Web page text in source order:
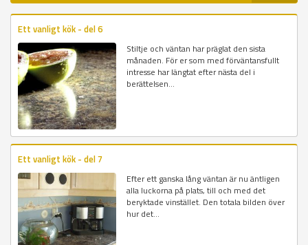
Ett vanligt kök - del 6
Stiltje och väntan har präglat den sista
månaden. För er som med förväntansfullt
intresse har längtat efter nästa del i
berättelsen...
Ett vanligt kök - del 7
Efter ett ganska lång väntan är nu äntligen
alla luckorna på plats, till och med det
beryktade vinstället. Den totala bilden över
hur det...